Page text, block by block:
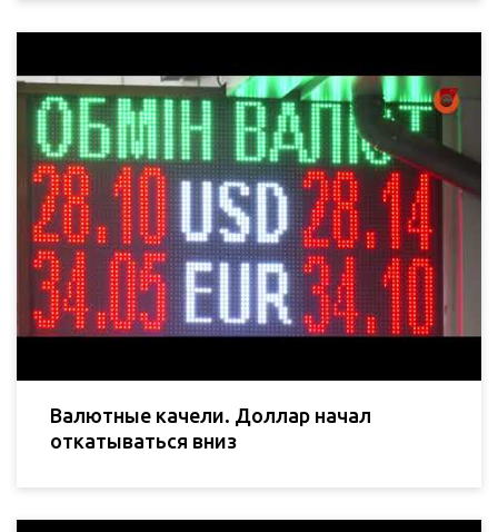
Валютные качели. Доллар начал
откатываться вниз